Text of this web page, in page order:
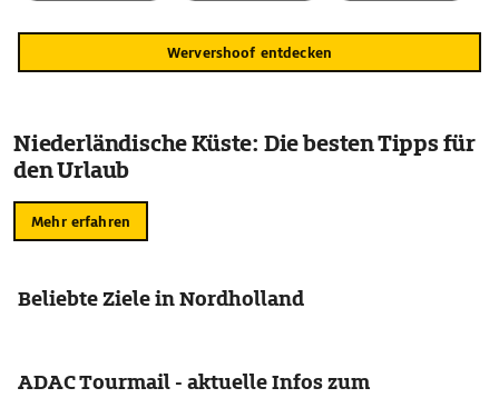
Wervershoof entdecken
Niederländische Küste: Die besten Tipps für
den Urlaub
Mehr erfahren
Beliebte Ziele in Nordholland
ADAC Tourmail - aktuelle Infos zum